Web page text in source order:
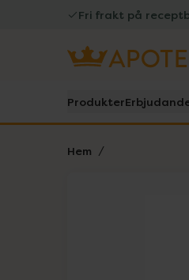
Fri frakt på
Produkter
Hem
Lista: .